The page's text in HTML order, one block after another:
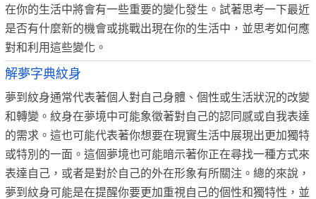
在你的生活中將會有一些重要的變化發生。試著思考一下最近
是否有什麼新的機會或挑戰出現在你的生活中，並思考如何應
對和利用這些變化。
解夢字典紋身
夢到紋身通常代表著個人對自己身體、個性或生活狀況的改變
和轉變。紋身在夢境中可能象徵著對自己的認同感或自我表達
的需求。這也可能代表著你想要在現實生活中展現出更加獨特
或特別的一面。這個夢境也可能暗示著你正在尋找一種方式來
表達自己，或者是對於自己的外在形象有所關注。總的來說，
夢到紋身可能是在提醒你要更加重視自己的個性和獨特性，並